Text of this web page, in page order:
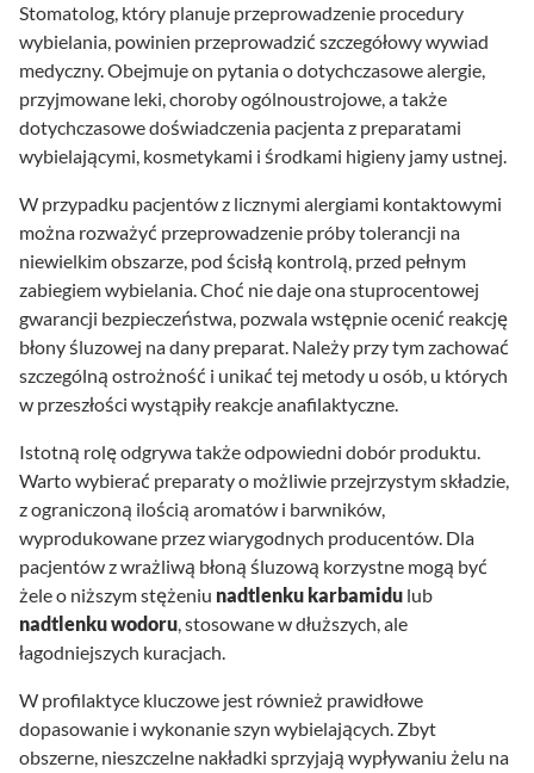
Stomatolog, który planuje przeprowadzenie procedury
wybielania, powinien przeprowadzić szczegółowy wywiad
medyczny. Obejmuje on pytania o dotychczasowe alergie,
przyjmowane leki, choroby ogólnoustrojowe, a także
dotychczasowe doświadczenia pacjenta z preparatami
wybielającymi, kosmetykami i środkami higieny jamy ustnej.
W przypadku pacjentów z licznymi alergiami kontaktowymi
można rozważyć przeprowadzenie próby tolerancji na
niewielkim obszarze, pod ścisłą kontrolą, przed pełnym
zabiegiem wybielania. Choć nie daje ona stuprocentowej
gwarancji bezpieczeństwa, pozwala wstępnie ocenić reakcję
błony śluzowej na dany preparat. Należy przy tym zachować
szczególną ostrożność i unikać tej metody u osób, u których
w przeszłości wystąpiły reakcje anafilaktyczne.
Istotną rolę odgrywa także odpowiedni dobór produktu.
Warto wybierać preparaty o możliwie przejrzystym składzie,
z ograniczoną ilością aromatów i barwników,
wyprodukowane przez wiarygodnych producentów. Dla
pacjentów z wrażliwą błoną śluzową korzystne mogą być
żele o niższym stężeniu nadtlenku karbamidu lub
nadtlenku wodoru, stosowane w dłuższych, ale
łagodniejszych kuracjach.
W profilaktyce kluczowe jest również prawidłowe
dopasowanie i wykonanie szyn wybielających. Zbyt
obszerne, nieszczelne nakładki sprzyjają wypływaniu żelu na